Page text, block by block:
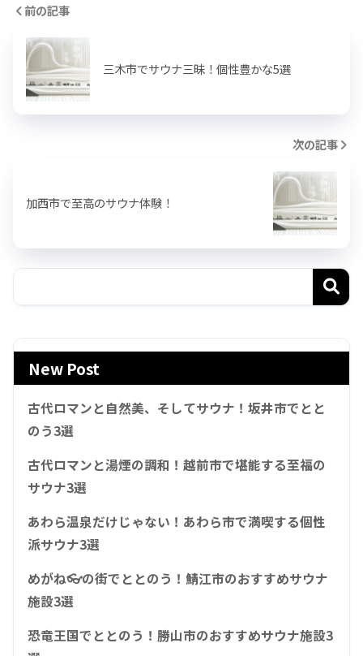
前の記事
三木市でサウナ三昧！個性豊かな5選
次の記事
加西市で至高のサウナ体験！
New Post
古代ロマンと自然美、そしてサウナ！坂井市でとと
のう3選
古代ロマンと湯煙の調和！越前市で堪能する至福の
サウナ3選
あわら温泉だけじゃない！あわら市で満喫する個性
派サウナ3選
めがね👓の街でととのう！鯖江市のおすすめサウナ
施設3選
恐竜王国でととのう！勝山市のおすすめサウナ施設3